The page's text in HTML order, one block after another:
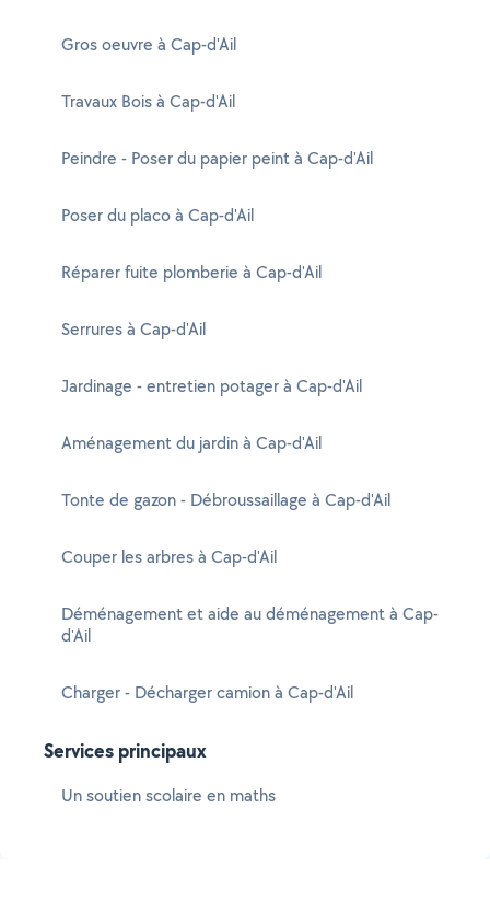
Gros oeuvre à Cap-d'Ail
Travaux Bois à Cap-d'Ail
Peindre - Poser du papier peint à Cap-d'Ail
Poser du placo à Cap-d'Ail
Réparer fuite plomberie à Cap-d'Ail
Serrures à Cap-d'Ail
Jardinage - entretien potager à Cap-d'Ail
Aménagement du jardin à Cap-d'Ail
Tonte de gazon - Débroussaillage à Cap-d'Ail
Couper les arbres à Cap-d'Ail
Déménagement et aide au déménagement à Cap-
d'Ail
Charger - Décharger camion à Cap-d'Ail
Services principaux
Un soutien scolaire en maths